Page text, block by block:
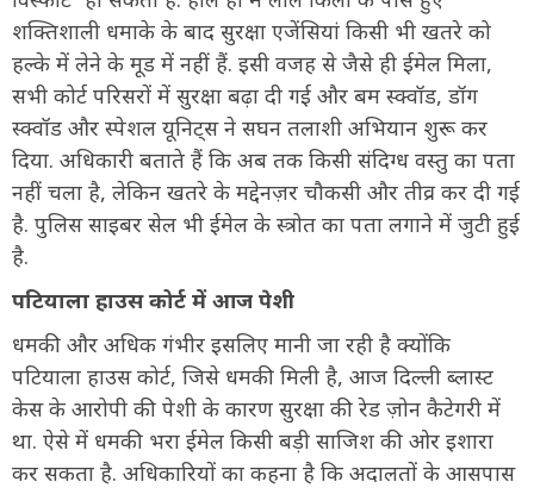
शक्तिशाली धमाके के बाद सुरक्षा एजेंसियां किसी भी खतरे को
हल्के में लेने के मूड में नहीं हैं. इसी वजह से जैसे ही ईमेल मिला,
सभी कोर्ट परिसरों में सुरक्षा बढ़ा दी गई और बम स्क्वॉड, डॉग
स्क्वॉड और स्पेशल यूनिट्स ने सघन तलाशी अभियान शुरू कर
दिया. अधिकारी बताते हैं कि अब तक किसी संदिग्ध वस्तु का पता
नहीं चला है, लेकिन खतरे के मद्देनज़र चौकसी और तीव्र कर दी गई
है. पुलिस साइबर सेल भी ईमेल के स्त्रोत का पता लगाने में जुटी हुई
है.
पटियाला हाउस कोर्ट में आज पेशी
धमकी और अधिक गंभीर इसलिए मानी जा रही है क्योंकि
पटियाला हाउस कोर्ट, जिसे धमकी मिली है, आज दिल्ली ब्लास्ट
केस के आरोपी की पेशी के कारण सुरक्षा की रेड ज़ोन कैटेगरी में
था. ऐसे में धमकी भरा ईमेल किसी बड़ी साजिश की ओर इशारा
कर सकता है. अधिकारियों का कहना है कि अदालतों के आसपास